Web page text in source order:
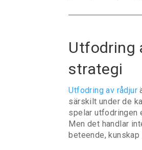
Utfodring
strategi
Utfodring av rådjur
särskilt under de
spelar utfodringen
Men det handlar
beteende,